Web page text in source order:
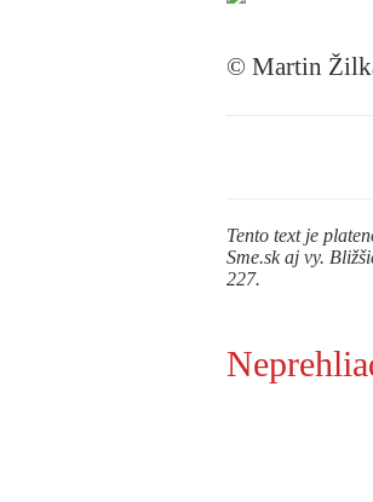
© Martin
Tento text je
Sme.sk aj vy.
227.